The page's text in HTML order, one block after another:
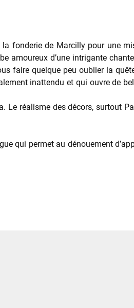
fonderie de Marcilly pour une
amoureux d’une intrigante
faire quelque peu oublier la
inattendu et qui ouvre de
réalisme des décors, surtout
qui permet au dénouement